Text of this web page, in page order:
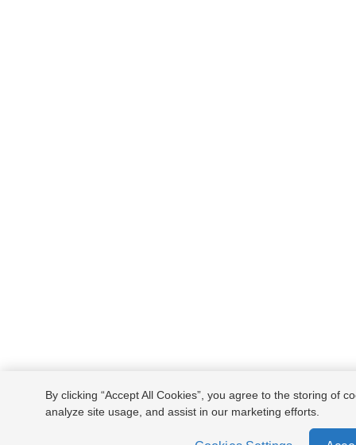
By clicking “Accept All Cookies”, you agree to the storing of
analyze site usage, and assist in our marketing efforts.